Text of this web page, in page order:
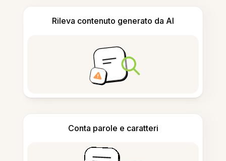
Rileva contenuto generato da AI
Conta parole e caratteri